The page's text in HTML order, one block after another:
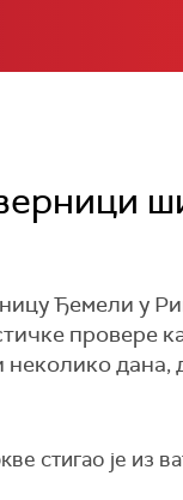
Ђемели у
провере
неколико дана,
стигао је из